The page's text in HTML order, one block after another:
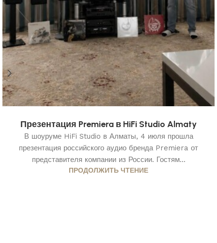
Презентация Premiera в HiFi Studio Almaty
В шоуруме HiFi Studio в Алматы, 4 июля прошла
презентация российского аудио бренда Premiera от
представителя компании из России. Гостям...
ПРОДОЛЖИТЬ ЧТЕНИЕ